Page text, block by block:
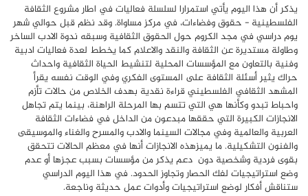
يذكر أن هذا اليوم يأتي استمرارا لسلسلة فعاليات في اطار مشروع الثقافة
الفلسطينية - حقوق وفضاءات، في مركز مساواة. وقد نظم قبل حوالي شهر
يوم دراسي في مجد الكروم حول الحقوق الثقافية وسبقه ندوة الادب الساخر
وطاولة مستديرة عن الثقافة والنقد والاعلام كما يخطط لعدة فعاليات ادبية
وفنية بالتعاون مع المؤسسات المحلية لتنشيط الحياة الثقافية واحداث
حراك يثير أسئلة الثقافة على المستوى الفكري وفي الوقت نفسه يقرأ
المشهد الثقافي الفلسطيني قراءة نقدية بهدف الخلاص من حالات تأزم
واحباط تبدو وكأنها هي التي تتسم بها المرحلة الراهنة، بينما يتم تجاهل
الانجازات الكبيرة التي حققها مبدعون من الداخل في فضاءات الثقافة
العربية والعالمية وفي مجالات السينما والادب والمسرح والغناء والموسيقى
والفنون التشكيلية. ما يميزهذه الانجازات أنها في معظم الحالات تتحقق
بقوى فردية وشخصية دون دعم يذكر من مؤسسات بسبب عجزها أو عدم
وضع استراتيجيات لفك الحصار وتجاوز الحدود. في هذا اليوم الدراسي
ستناقش أفكار لوضع استراتيجيات وأدوات عمل حديثة وناجعة.